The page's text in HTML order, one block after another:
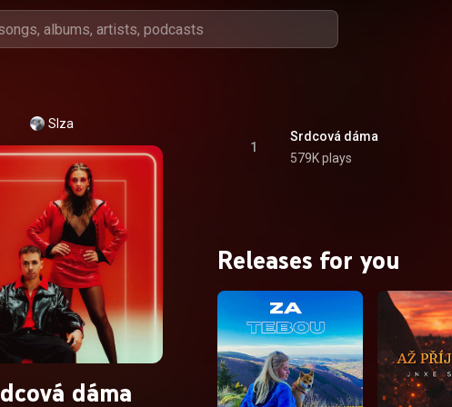
Slza
dáma
1
Srdcová dáma
579K plays
Releases for you